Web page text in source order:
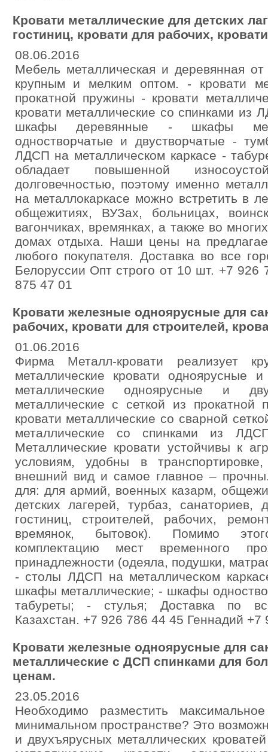
Кровати металлические для детских
гостиниц, кровати для рабочих,
08.06.2016
Мебель металлическая и деревянная
крупным и мелким оптом. - кровати
прокатной пружины - кровати
кровати металлические со спинками из
шкафы деревянные - шкафы
одностворчатые и двустворчатые -
ЛДСП на металлическом каркасе -
обладает повышенной
долговечностью, поэтому именно
на металлокаркасе можно встретить в
общежитиях, ВУЗах, больницах,
вагончиках, времянках, а также во
домах отдыха. Наши цены на
любого покупателя. Доставка во все
Белоруссии Опт строго от 10 шт. +7 926
875 47 01
Кровати железные одноярусные для
рабочих, кровати для строителей,
01.06.2016
Фирма Металл-кровати реализует
металлические кровати одноярусные
металлические одноярусные и
металлические с сеткой из
кровати металлические со сварной
металлические со спинками из
Металлические кровати устойчивы к
условиям, удобны в
внешний вид и самое главное –
для: для армий, военных казарм,
детских лагерей, турбаз,
гостиниц, строителей, рабочих,
времянок, бытовок). Помимо
комплектацию мест временного
принадлежности (одеяла, подушки,
- столы ЛДСП на металлическом
шкафы металлические; - шкафы
табуреты; - стулья; Доставка по
Казахстан. +7 926 786 44 45 Геннадий +7
Кровати железные одноярусные для
металлические с ДСП спинками для
ценам.
23.05.2016
Необходимо разместить
минимальном пространстве? Это
и двухъярусных металлических